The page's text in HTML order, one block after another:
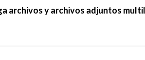
archivos y archivos adjuntos